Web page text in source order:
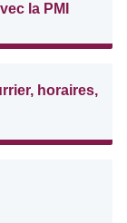
la PMI
horaires,